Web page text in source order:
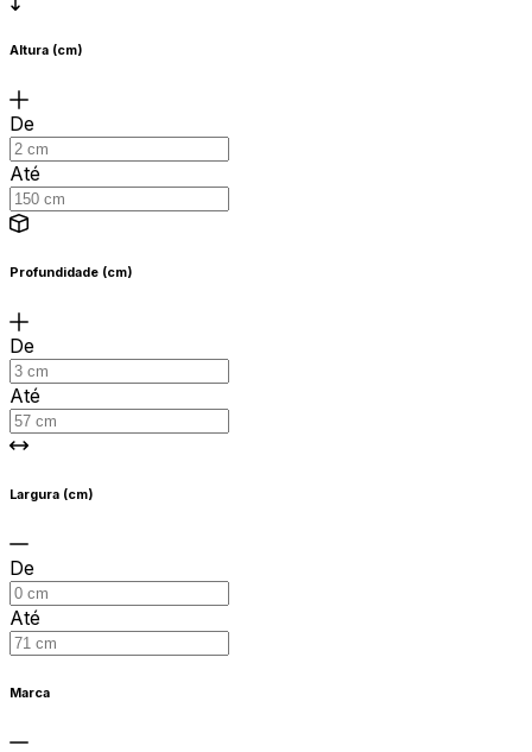
Altura (cm)
De
Até
Profundidade (cm)
De
Até
Largura (cm)
De
Até
Marca